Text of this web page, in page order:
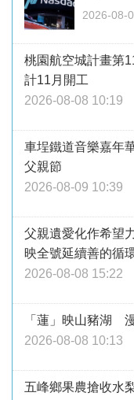
2026-08-
桃園航空城計畫第
計11月開工
2026-08-08 10:19
車埕鐵道音樂嘉年
父親節
2026-08-09 10:39
父親遺愛化作希望
映全號延續善的循
2026-08-08 15:22
「蓮」映山豬湖
2026-08-08 10:13
五峰鄉果農搶收